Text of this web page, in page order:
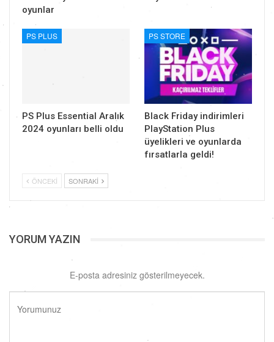
oyunlar
PS PLUS
PS Plus Essential Aralık
2024 oyunları belli oldu
PS STORE
Black Friday indirimleri
PlayStation Plus
üyelikleri ve oyunlarda
fırsatlarla geldi!
ÖNCEKI SONRAKI
YORUM YAZIN
E-posta adresiniz gösterilmeyecek.